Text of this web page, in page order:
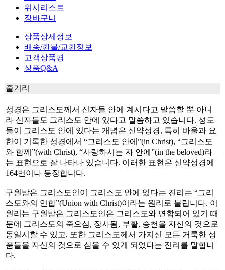
위시리스트
장바구니
상품상세정보
배송/환불/교환정보
고객상품평
상품Q&A
줄거리
성경은 그리스도께서 신자들 안에 계시다고 말씀할 뿐 아니
라 신자들도 그리스도 안에 있다고 말씀하고 있습니다. 성도
들이 그리스도 안에 있다는 개념은 신약성경, 특히 바울과 요
한이 기록한 성경에서 “그리스도 안에”(in Christ), “그리스도
와 함께”(with Christ), “사랑하시는 자 안에”(in the beloved)라
는 표현으로 잘 나타나 있습니다. 이러한 표현은 신약성경에
164번이나 등장합니다.
구원받은 그리스도인이 그리스도 안에 있다는 진리는 “그리
스도와의 연합”(Union with Christ)이라는 원리로 불립니다. 이
원리는 구원받은 그리스도인은 그리스도와 연합되어 있기 때
문에 그리스도의 죽으심, 장사됨, 부활, 승천을 자신의 것으로
동일시할 수 있고, 또한 그리스도께서 가지신 모든 거룩한 성
품들을 자신의 것으로 삼을 수 있게 되었다는 진리를 말합니
다.